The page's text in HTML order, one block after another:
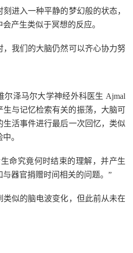
进入一种平静的梦幻般的状态，
产生类似于冥想的反应。
，我们的大脑仍然可以齐心协力努
尔泽马尔大学神经外科医生 Ajmal
生与记忆检索有关的振荡，大脑可
生活事件进行最后一次回忆，类似
。
命究竟何时结束的理解，并产生
器官捐赠时间相关的问题。”
似的脑电波变化，但此前从未在